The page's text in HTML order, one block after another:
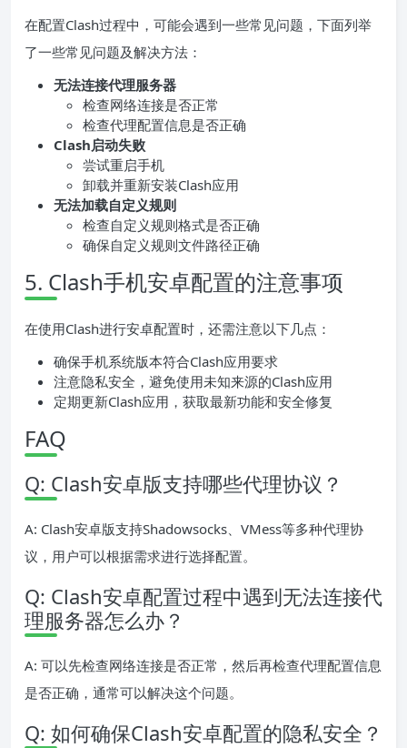
在配置Clash过程中，可能会遇到一些常见问题，下面列举
了一些常见问题及解决方法：
无法连接代理服务器
检查网络连接是否正常
检查代理配置信息是否正确
Clash启动失败
尝试重启手机
卸载并重新安装Clash应用
无法加载自定义规则
检查自定义规则格式是否正确
确保自定义规则文件路径正确
5. Clash手机安卓配置的注意事项
在使用Clash进行安卓配置时，还需注意以下几点：
确保手机系统版本符合Clash应用要求
注意隐私安全，避免使用未知来源的Clash应用
定期更新Clash应用，获取最新功能和安全修复
FAQ
Q: Clash安卓版支持哪些代理协议？
A: Clash安卓版支持Shadowsocks、VMess等多种代理协
议，用户可以根据需求进行选择配置。
Q: Clash安卓配置过程中遇到无法连接代
理服务器怎么办？
A: 可以先检查网络连接是否正常，然后再检查代理配置信息
是否正确，通常可以解决这个问题。
Q: 如何确保Clash安卓配置的隐私安全？